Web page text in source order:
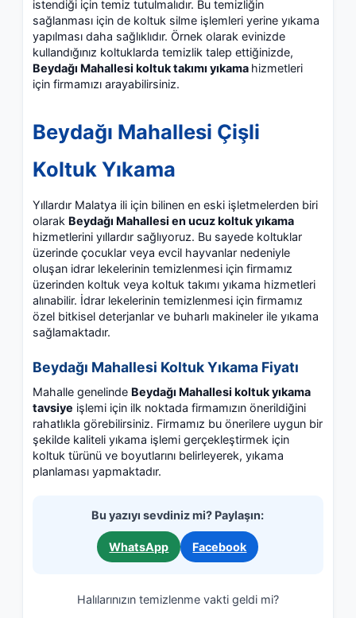
istendiği için temiz tutulmalıdır. Bu temizliğin
sağlanması için de koltuk silme işlemleri yerine yıkama
yapılması daha sağlıklıdır. Örnek olarak evinizde
kullandığınız koltuklarda temizlik talep ettiğinizde,
Beydağı Mahallesi koltuk takımı yıkama hizmetleri
için firmamızı arayabilirsiniz.
Beydağı Mahallesi Çişli
Koltuk Yıkama
Yıllardır Malatya ili için bilinen en eski işletmelerden biri
olarak Beydağı Mahallesi en ucuz koltuk yıkama
hizmetlerini yıllardır sağlıyoruz. Bu sayede koltuklar
üzerinde çocuklar veya evcil hayvanlar nedeniyle
oluşan idrar lekelerinin temizlenmesi için firmamız
üzerinden koltuk veya koltuk takımı yıkama hizmetleri
alınabilir. İdrar lekelerinin temizlenmesi için firmamız
özel bitkisel deterjanlar ve buharlı makineler ile yıkama
sağlamaktadır.
Beydağı Mahallesi Koltuk Yıkama Fiyatı
Mahalle genelinde Beydağı Mahallesi koltuk yıkama
tavsiye işlemi için ilk noktada firmamızın önerildiğini
rahatlıkla görebilirsiniz. Firmamız bu önerilere uygun bir
şekilde kaliteli yıkama işlemi gerçekleştirmek için
koltuk türünü ve boyutlarını belirleyerek, yıkama
planlaması yapmaktadır.
Bu yazıyı sevdiniz mi? Paylaşın:
WhatsApp Facebook
Halılarınızın temizlenme vakti geldi mi?